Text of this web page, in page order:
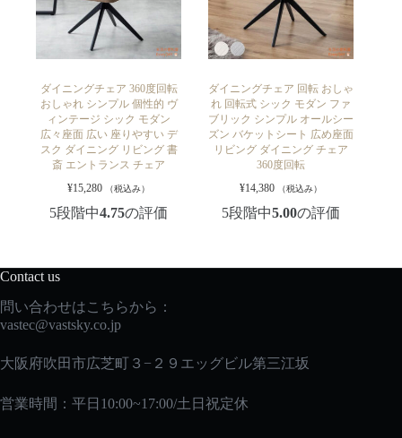
ダイニングチェア 360度回転
おしゃれ シンプル 個性的 ヴ
ィンテージ シック モダン
広々座面 広い 座りやすい デ
スク ダイニング リビング 書
斎 エントランス チェア
¥15,280 （税込み）
5段階中4.75の評価
ダイニングチェア 回転 おしゃ
れ 回転式 シック モダン ファ
ブリック シンプル オールシー
ズン バケットシート 広め座面
リビング ダイニング チェア
360度回転
¥14,380 （税込み）
5段階中5.00の評価
Contact us
問い合わせはこちらから：
vastec@vastsky.co.jp
大阪府吹田市広芝町３−２９エッグビル第三江坂
営業時間：平日10:00~17:00/土日祝定休